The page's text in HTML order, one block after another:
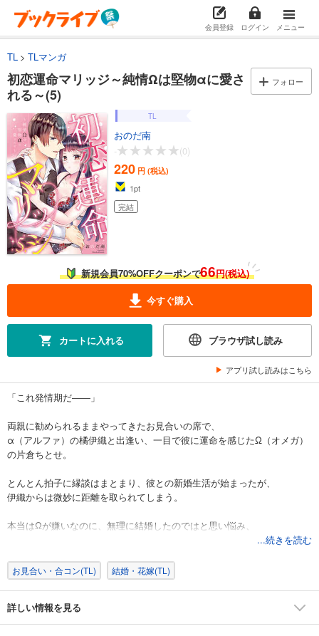
会員登録 ログイン メニュー
TL TLマンガ
初恋運命マリッジ～純情Ωは堅物αに愛さ
れる～(5)
フォロー
TL
おのだ南
-
(0)
220 円 (税込)
1pt
完結
新規会員70%OFFクーポンで66円(税込)
今すぐ購入
カートに入れる ブラウザ試し読み
アプリ試し読みはこちら
「これ発情期だ――」
両親に勧められるままやってきたお見合いの席で、
α（アルファ）の橘伊織と出逢い、一目で彼に運命を感じたΩ（オメガ）
の片倉ちとせ。
とんとん拍子に縁談はまとまり、彼との新婚生活が始まったが、
伊織からは微妙に距離を取られてしまう。
本当はΩが嫌いなのに、無理に結婚したのではと思い悩み、
彼に迷惑をかけたくないと、発情期を前に家を出ていこうとするちと
「Ωのこと本当はお嫌いなんですよね…？」
しかし伊織は彼女を引き留め、ふたりで次の発情期に向けた“練習”を提案
...続きを読む
お見合い・合コン(TL) 結婚・花嫁(TL)
詳しい情報を見る